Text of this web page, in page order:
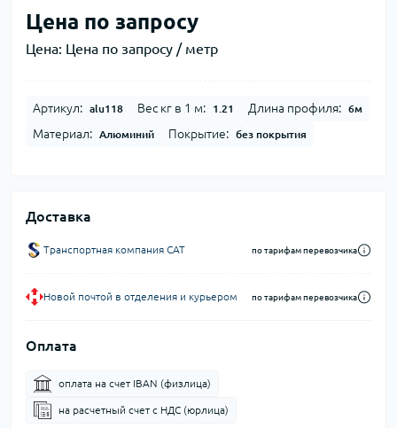
Цена по запросу
Цена: Цена по запросу / метр
Артикул: alu118 Вес кг в 1 м: 1.21 Длина профиля: 6м
Материал: Алюминий Покрытие: без покрытия
Доставка
Транспортная компания CAT по тарифам перевозчика
Новой почтой в отделения и курьером по тарифам перевозчика
Оплата
оплата на счет IBAN (физлица)
на расчетный счет c НДС (юрлица)